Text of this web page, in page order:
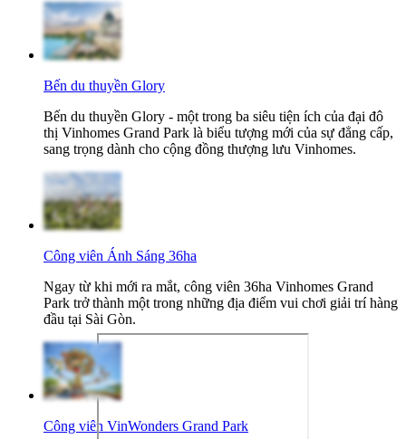
Bến du thuyền Glory
Bến du thuyền Glory - một trong ba siêu tiện ích của đại đô
thị Vinhomes Grand Park là biểu tượng mới của sự đẳng cấp,
sang trọng dành cho cộng đồng thượng lưu Vinhomes.
Công viên Ánh Sáng 36ha
Ngay từ khi mới ra mắt, công viên 36ha Vinhomes Grand
Park trở thành một trong những địa điểm vui chơi giải trí hàng
đầu tại Sài Gòn.
Công viên VinWonders Grand Park